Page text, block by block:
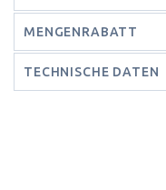
MENGENRABATT
TECHNISCHE DATEN